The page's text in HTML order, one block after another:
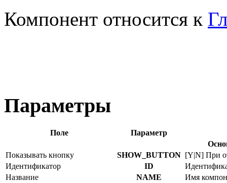
Компонент относится к
Параметры
Поле
Параметр
Показывать кнопку
SHOW_BUTTON [Y|N] При
Идентификатор
ID
Название
NAME
Имя